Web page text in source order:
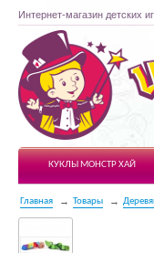
Интернет-магазин детских
Чудесарик
КУКЛЫ МОНСТР ХАЙ
Главная Товары